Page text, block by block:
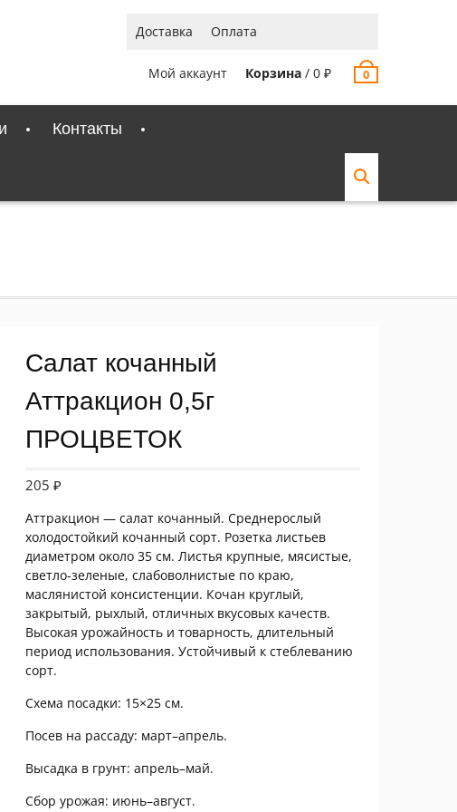
Доставка Оплата
Мой аккаунт Корзина / 0 ₽ 0
Контакты
Салат кочанный
Аттракцион 0,5г
ПРОЦВЕТОК
205₽
Аттракцион — салат кочанный. Среднерослый
холодостойкий кочанный сорт. Розетка листьев
диаметром около 35 см. Листья крупные, мясистые,
светло-зеленые, слабоволнистые по краю,
маслянистой консистенции. Кочан круглый,
закрытый, рыхлый, отличных вкусовых качеств.
Высокая урожайность и товарность, длительный
период использования. Устойчивый к стеблеванию
сорт.
Схема посадки: 15×25 см.
Посев на рассаду: март–апрель.
Высадка в грунт: апрель–май.
Сбор урожая: июнь–август.